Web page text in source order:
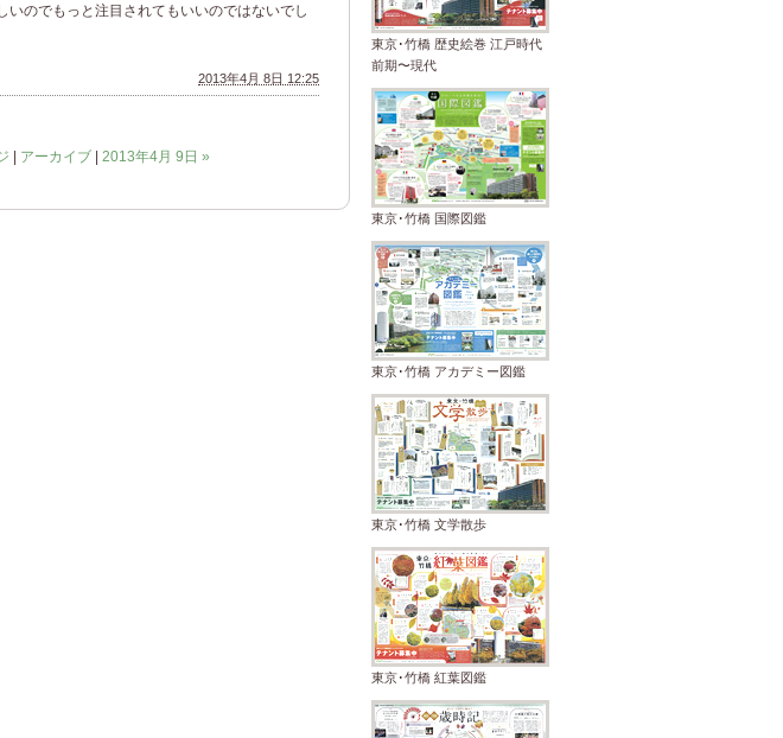
のでもっと注目されてもいいのではないでし
2013年4月 8日 12:25
アーカイブ 2013年4月 9日 »
東京･竹橋 歴史絵巻 江戸時代
前期〜現代
東京･竹橋 国際図鑑
東京･竹橋 アカデミー図鑑
東京･竹橋 文学散歩
東京･竹橋 紅葉図鑑